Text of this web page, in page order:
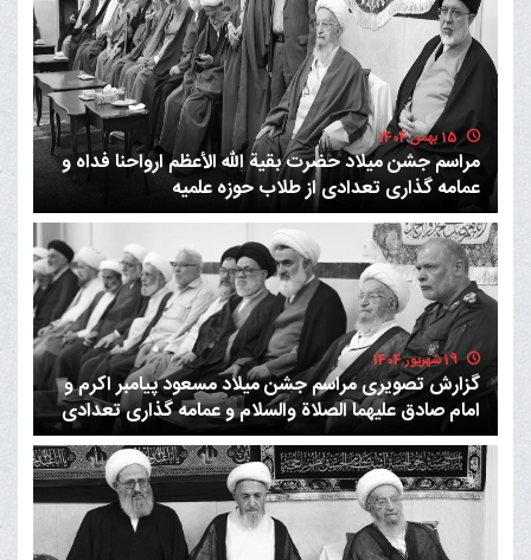
15 بهمن 1404
مراسم جشن میلاد حضرت بقیة الله الأعظم ارواحنا فداه و
عمامه گذاری تعدادی از طلاب حوزه علمیه
19 شهریور 1404
گزارش تصویری مراسم جشن میلاد مسعود پیامبر اکرم و
امام صادق علیهما الصلاة والسلام و عمامه گذاری تعدادی
از طلاب حوزه عملیه